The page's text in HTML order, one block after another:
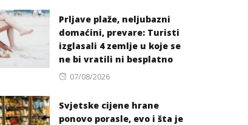
Prljave plaže, neljubazni
domaćini, prevare: Turisti
izglasali 4 zemlje u koje se
ne bi vratili ni besplatno
Posted
07/08/2026
Svjetske cijene hrane
ponovo porasle, evo i šta je